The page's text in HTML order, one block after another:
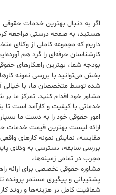
هستید، به صفحه درستی مراجعه
داریم که مجموعه کاملی از وکلای
کارشناسان حرفه‌ای را گرد هم
بودجه شما، بهترین راهکارهای
بخش می‌توانید با بررسی نمونه
شده توسط متخصصان ما، با خیالی
مشاور خود اقدام کنید. تمرکز ما بر
خدماتی با کیفیت و کارآمد است تا
امور حقوقی خود را به دست ما
ارائه لیست بهترین قیمت خدمات
مقایسه، نمایش نمونه کارهای
بررسی سابقه، دسترسی به وکلای
مجرب در تمامی زمینه‌ها،
مشاوره حقوقی تخصصی برای ارائه
پشتیبانی و پیگیری مستمر
شفافیت کامل در هزینه‌ها و روند